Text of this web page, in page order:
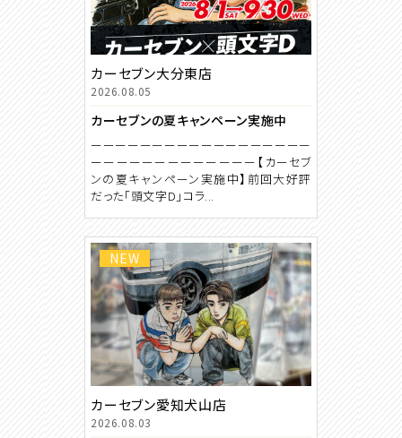
カーセブン大分東店
2026.08.05
カーセブンの夏キャンペーン実施中
ーーーーーーーーーーーーーーーーーー
ーーーーーーーーーーーーー【カーセブ
ンの夏キャンペーン実施中】前回大好評
だった「頭文字D」コラ...
NEW
カーセブン愛知犬山店
2026.08.03